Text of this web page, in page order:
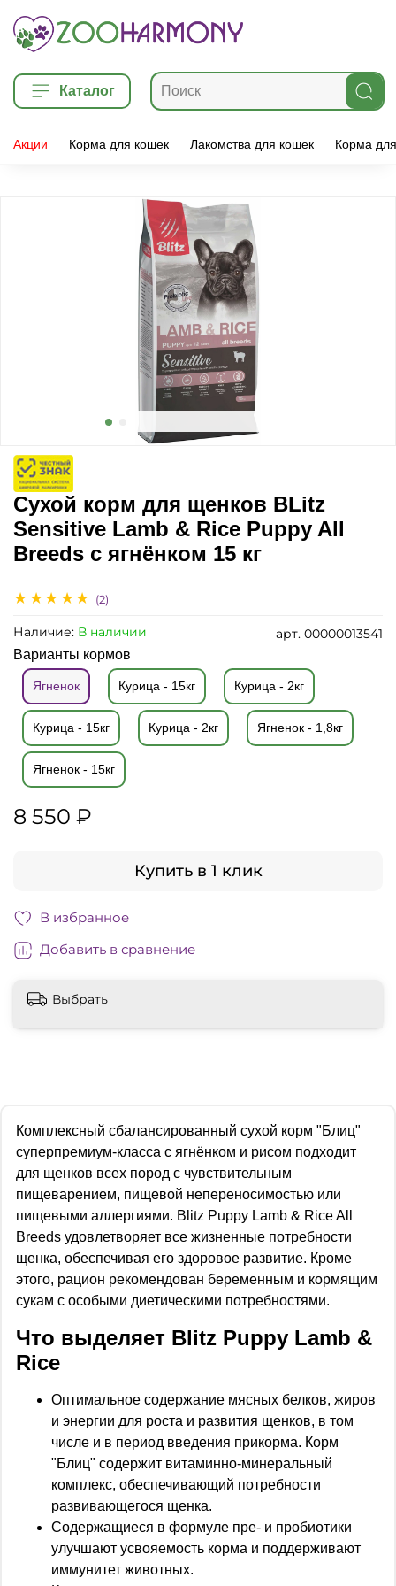
Каталог
Акции Корма для кошек Лакомства для кошек Корма
(2)
арт. 00000013541
Наличие: В наличии
Сухой корм для щенков BLitz
Sensitive Lamb & Rice Puppy All
Breeds с ягнёнком 15 кг
Варианты кормов
Ягненок Курица - 15кг Курица - 2кг
Курица - 15кг Курица - 2кг Ягненок - 1,8кг
Ягненок - 15кг
8 550 ₽
Купить в 1 клик
В избранное
Добавить в сравнение
Выбрать
Комплексный сбалансированный сухой корм "Блиц"
супер­премиум-класса с ягнёнком и рисом подходит
для щенков всех пород с чувствительным
пищеварением, пищевой непереносимостью или
пищевыми аллергиями. Blitz Puppy Lamb & Rice All
Breeds удовлетворяет все жизненные потребности
щенка, обеспечивая его здоровое развитие. Кроме
этого, рацион рекомендован беременным и кормящим
сукам с особыми диетическими потребностями.
Что выделяет Blitz Puppy Lamb &
Rice
Оптимальное содержание мясных белков, жиров
и энергии для роста и развития щенков, в том
числе и в период введения прикорма. Корм
"Блиц" содержит витаминно-минеральный
комплекс, обеспечивающий потребности
развивающегося щенка.
Содержащиеся в формуле пре- и пробиотики
улучшают усвояемость корма и поддерживают
иммунитет животных.